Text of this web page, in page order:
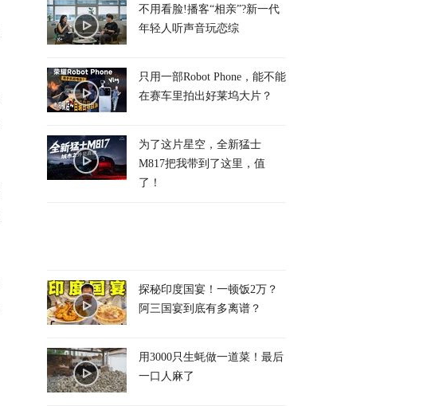
不用看脸!播客“相亲”?新一代
年轻人听声音玩恋综
只用一部Robot Phone，能不能
在赛车里拍出好莱坞大片？
为了这片星空，全新猛士
M817把我带到了这里，值
了！
探秘印度国宴！一顿饭2万？
阿三国宴到底有多离谱？
用3000只生蚝做一道菜！最后
一口人麻了